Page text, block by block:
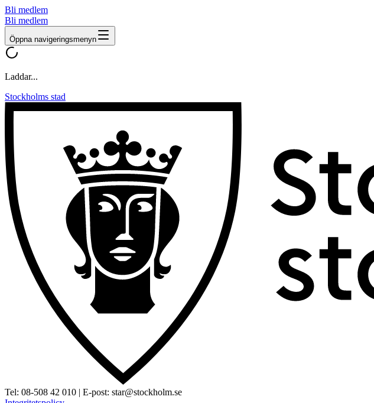
Bli medlem
Bli medlem
Öppna navigeringsmenyn
Laddar...
Stockholms stad
Tel: 08-508 42 010 | E-post: star@stockholm.se